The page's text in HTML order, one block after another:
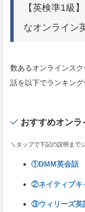
【英検準1級
なオンライン
数あるオンラインス
話を以下でランキング
おすすめオン
＼タップで下記の説明まで
①DMM英会話
②ネイティブキ
③ウィリーズ英